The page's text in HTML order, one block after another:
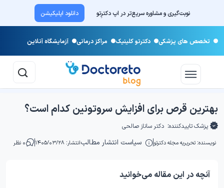
نوبت‌گیری و مشاوره سریع‌تر در اپ دکترِتو دانلود اپلیکیشن
تخصص های پزشکی دکترتو کلینیک مراکز درمانی آزمایشگاه آنلاین
بهترین قرص برای افزایش سروتونین کدام است؟
پزشک تاییدکننده: دکتر ساناز صالحی
نویسنده: تحریریه مجله دکترتو سیاست انتشار مطالبانتشار: ۱۴۰۵/۰۳/۲۸ ۰ نظر
آنچه در این مقاله می‌خوانید